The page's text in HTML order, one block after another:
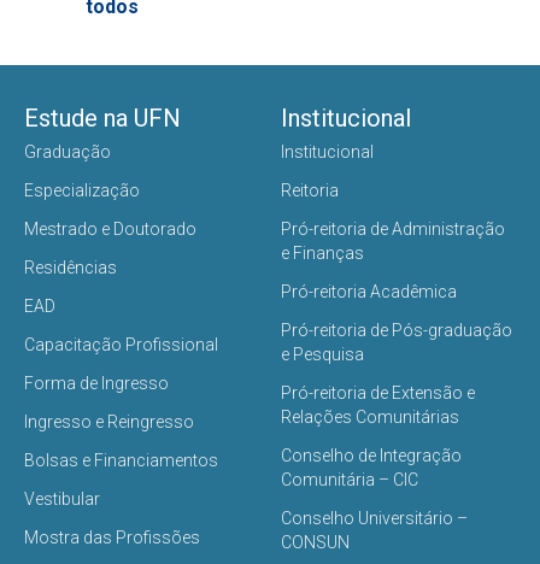
todos
Estude na UFN
Graduação
Especialização
Mestrado e Doutorado
Residências
EAD
Capacitação Profissional
Forma de Ingresso
Ingresso e Reingresso
Bolsas e Financiamentos
Vestibular
Mostra das Profissões
Institucional
Institucional
Reitoria
Pró-reitoria de Administração
e Finanças
Pró-reitoria Acadêmica
Pró-reitoria de Pós-graduação
e Pesquisa
Pró-reitoria de Extensão e
Relações Comunitárias
Conselho de Integração
Comunitária – CIC
Conselho Universitário –
CONSUN